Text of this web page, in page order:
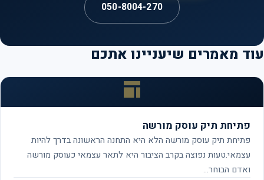
050-8004-270
מאמרים שיעניינו אתכם
פתיחת תיק עוסק מורשה
פתיחת תיק עוסק מורשה הלא היא התחנה הראשונה בדרך להיות
עצמאי.טעות נפוצה בקרב הציבור היא לתאר עצמאי כעוסק מורשה
ואדם הבוחר…